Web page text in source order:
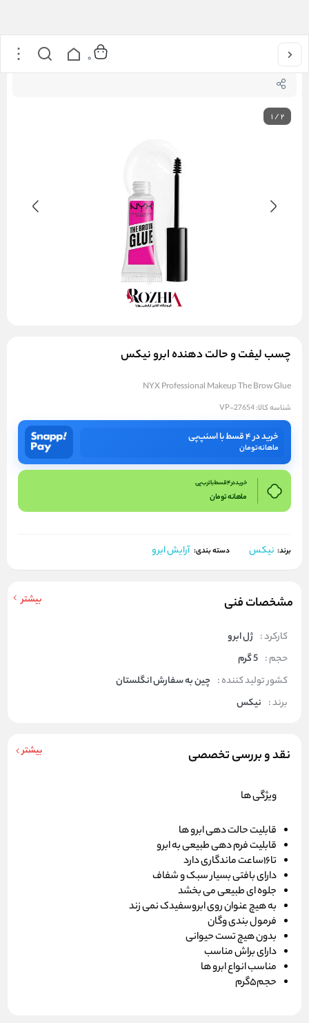
خانه چسب لیفت و حالت دهنده ابرو نیکس
0
1/2
چسب لیفت و حالت دهنده ابرو نیکس
NYX Professional Makeup The Brow Glue
شناسه کالا:VP-27654
خرید در ۴ قسط با اسنپ‌پی
ماهانهتومان
خرید در 4 قسط با ترب پی
ماهانهتومان
برند: نیکس دسته بندی: آرایش ابرو
مشخصات فنی بیشتر
کارکرد : ژل ابرو
حجم : 5 گرم
کشور تولید کننده : چین به سفارش انگلستان
برند : نیکس
نقد و بررسی تخصصی بیشتر
ویژگی ها
قابلیت حالت دهی ابرو ها
قابلیت فرم دهی طبیعی به ابرو
تا16ساعت ماندگاری دارد
دارای بافتی بسیار سبک و شفاف
جلوه ای طبیعی می بخشد
به هیچ عنوان روی ابروسفیدک نمی زند
فرمول بندی وگان
بدون هیچ تست حیوانی
دارای براش مناسب
مناسب انواع ابرو ها
حجم5گرم